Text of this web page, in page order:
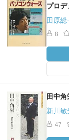
プロ
田原総
8
田中角
新川敏
47